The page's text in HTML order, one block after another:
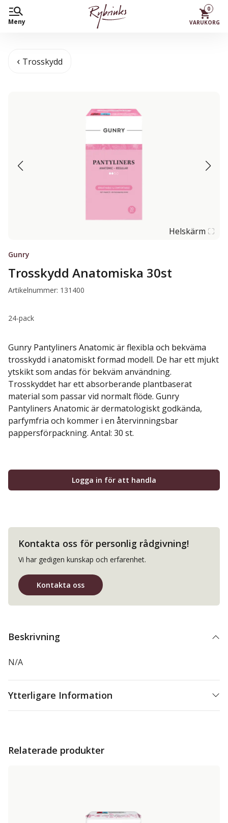
Meny
0
VARUKORG
Trosskydd
Helskärm
Gunry
Trosskydd Anatomiska 30st
Artikelnummer: 131400
24-pack
Gunry Pantyliners Anatomic är flexibla och bekväma
trosskydd i anatomiskt formad modell. De har ett mjukt
ytskikt som andas för bekväm användning.
Trosskyddet har ett absorberande plantbaserat
material som passar vid normalt flöde. Gunry
Pantyliners Anatomic är dermatologiskt godkända,
parfymfria och kommer i en återvinningsbar
pappersförpackning. Antal: 30 st.
Logga in för att handla
Kontakta oss för personlig rådgivning!
Vi har gedigen kunskap och erfarenhet.
Kontakta oss
Beskrivning
N/A
Ytterligare Information
Relaterade produkter